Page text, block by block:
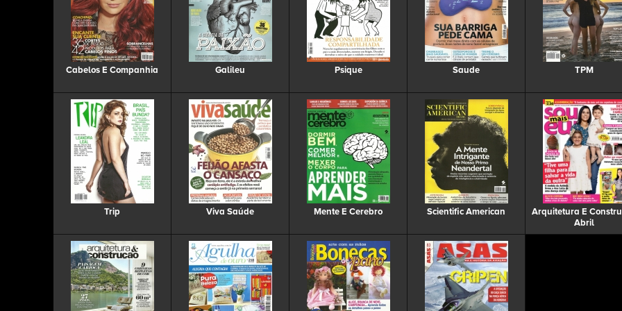
Cabelos E Companhia Galileu Psique Saude TPM
Trip Viva Saúde Mente E Cerebro Scientific American
Arquitetura E
Abril